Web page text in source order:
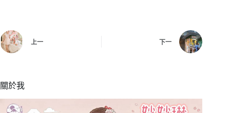
上一 下一
關於我